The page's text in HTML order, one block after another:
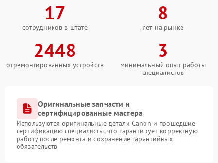
17
сотрудников в штате
8
лет на рынке
2448
отремонтированных устройств
3
минимальный опыт работы
специалистов
Оригинальные запчасти и
сертифицированные мастера
Используются оригинальные детали Canon и прошедшие
сертификацию специалисты, что гарантирует корректную
работу после ремонта и сохранение гарантийных
обязательств